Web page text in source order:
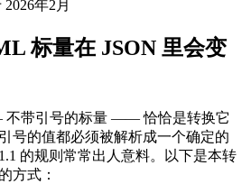
年2月
标量在 JSON 里会变
带引号的标量 —— 恰恰是转换它
号的值都必须被解析成一个确定的
的规则常常出人意料。以下是本转
方式：